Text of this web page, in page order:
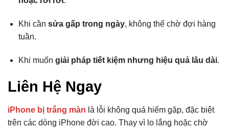
Khi cần sửa gấp trong ngày, không thể chờ đợi hàng
tuần.
Khi muốn giải pháp tiết kiệm nhưng hiệu quả lâu dài.
Liên Hệ Ngay
iPhone bị trắng màn là lỗi không quá hiếm gặp, đặc biệt
trên các dòng iPhone đời cao. Thay vì lo lắng hoặc chờ